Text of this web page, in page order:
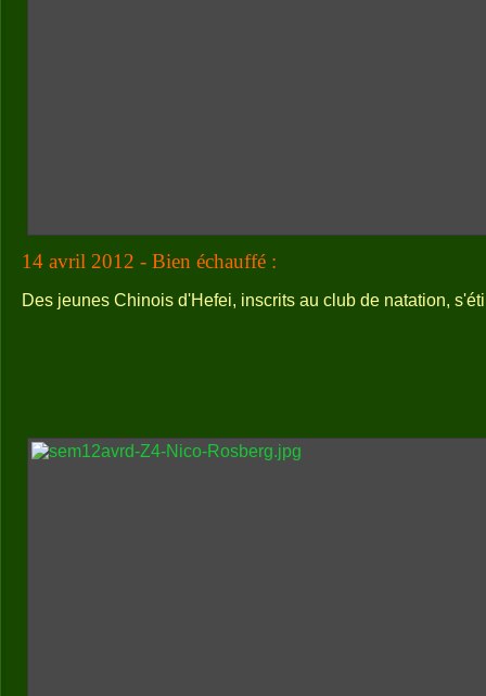
14 avril 2012 - Bien échauffé :
Des jeunes Chinois d'Hefei, inscrits au club de natation,